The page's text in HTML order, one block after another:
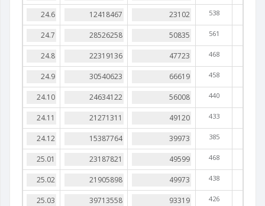
538
561
468
458
440
433
385
468
438
426